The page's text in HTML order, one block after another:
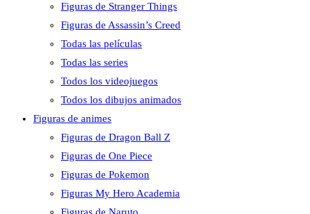
Figuras de Stranger Things
Figuras de Assassin’s Creed
Todas las películas
Todas las series
Todos los videojuegos
Todos los dibujos animados
Figuras de animes
Figuras de Dragon Ball Z
Figuras de One Piece
Figuras de Pokemon
Figuras My Hero Academia